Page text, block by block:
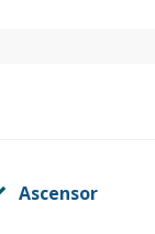
Ascensor